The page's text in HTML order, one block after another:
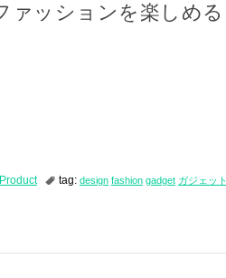
ァッションを楽しめ
tag: design fashion gadget ガジェッ